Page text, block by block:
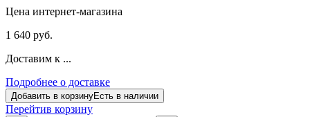
Цена интернет-магазина
1 640 руб.
Доставим к ...
Подробнее о доставке
Добавить в корзинуЕсть в наличии
Перейтив корзину